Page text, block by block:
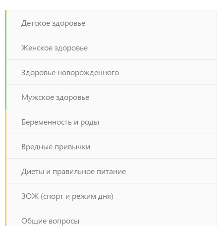
Детское здоровье
Женское здоровье
Здоровье новорожденного
Мужское здоровье
Беременность и роды
Вредные привычки
Диеты и правильное питание
ЗОЖ (спорт и режим дня)
Общие вопросы